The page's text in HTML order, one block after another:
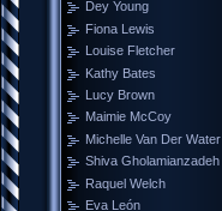
Dey Young
Fiona Lewis
Louise Fletcher
Kathy Bates
Lucy Brown
Maimie McCoy
Michelle Van Der Water
Shiva Gholamianzadeh
Raquel Welch
Eva León